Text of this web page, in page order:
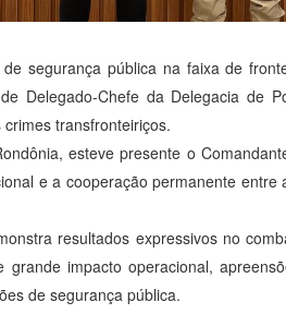
segurança pública na faixa de
Delegado-Chefe da Delegacia de
transfronteiriços.
esteve presente o
e a cooperação permanente
resultados expressivos no
impacto operacional,
de segurança pública.